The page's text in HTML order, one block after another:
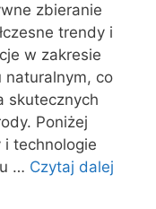
zbieranie
trendy i
w zakresie
naturalnym, co
skutecznych
Poniżej
technologie
… Czytaj dalej